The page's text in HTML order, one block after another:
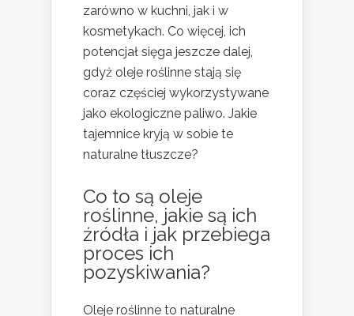
zarówno w kuchni, jak i w
kosmetykach. Co więcej, ich
potencjał sięga jeszcze dalej,
gdyż oleje roślinne stają się
coraz częściej wykorzystywane
jako ekologiczne paliwo. Jakie
tajemnice kryją w sobie te
naturalne tłuszcze?
Co to są oleje
roślinne, jakie są ich
źródła i jak przebiega
proces ich
pozyskiwania?
Oleje roślinne to naturalne